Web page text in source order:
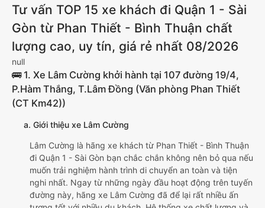
Tư vấn TOP 15 xe khách đi Quận 1 - Sài
Gòn từ Phan Thiết - Bình Thuận chất
lượng cao, uy tín, giá rẻ nhất 08/2026
null
🚌 1. Xe Lâm Cường khởi hành tại 107 đường 19/4,
P.Hàm Thắng, T.Lâm Đồng (Văn phòng Phan Thiết
(CT Km42))
a. Giới thiệu xe Lâm Cường
Lâm Cường là hãng xe khách từ Phan Thiết - Bình Thuận
đi Quận 1 - Sài Gòn bạn chắc chắn không nên bỏ qua nếu
muốn trải nghiệm hành trình di chuyển an toàn và tiện
nghi nhất. Ngay từ những ngày đầu hoạt động trên tuyến
đường này, hãng xe Lâm Cường đã để lại rất nhiều ấn